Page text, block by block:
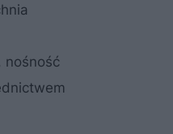
nośność